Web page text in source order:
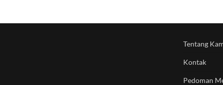
Tentang
Kontak
Pedoman